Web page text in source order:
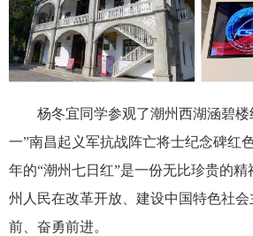
杨冬宜同学参观了潮州西湖涵碧楼
一”南昌起义军抗战阵亡将士纪念碑红
年的“潮州七日红”是一份无比珍贵的精
州人民在改革开放、建设中国特色社
前、奋勇前进。